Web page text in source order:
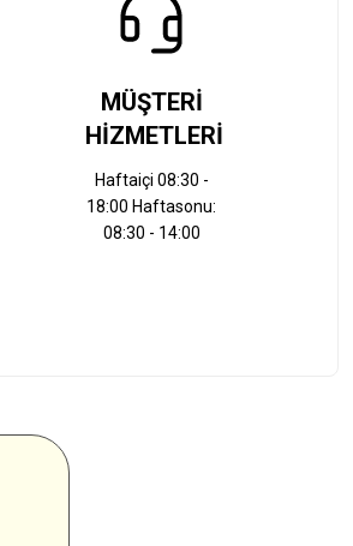
MÜŞTERİ
HİZMETLERİ
Haftaiçi 08:30 -
18:00 Haftasonu:
08:30 - 14:00